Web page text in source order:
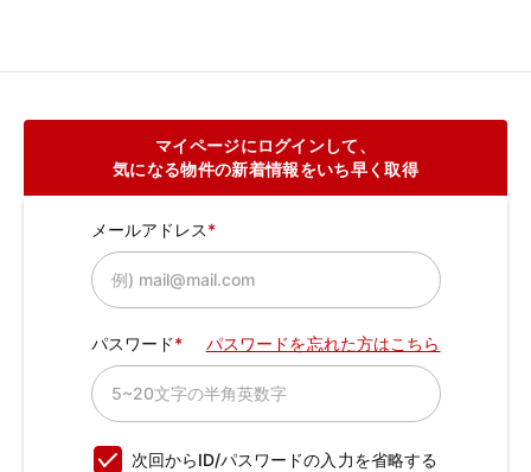
マイページにログインして、
気になる物件の新着情報をいち早く取得
メールアドレス
パスワード パスワードを忘れた方はこちら
次回からID/パスワードの入力を省略する